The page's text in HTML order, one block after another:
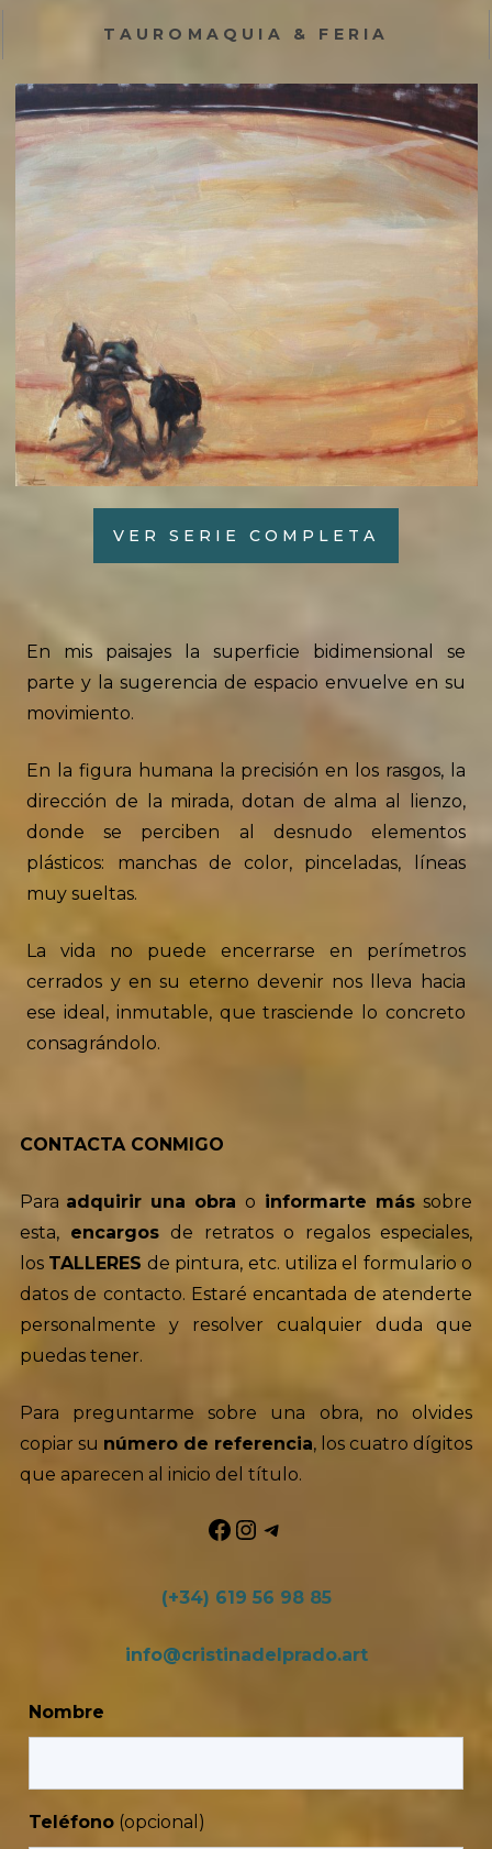
TAUROMAQUIA & FERIA
VER SERIE COMPLETA
En mis paisajes la superficie bidimensional se
parte y la sugerencia de espacio envuelve en su
movimiento.
En la figura humana la precisión en los rasgos, la
dirección de la mirada, dotan de alma al lienzo,
donde se perciben al desnudo elementos
plásticos: manchas de color, pinceladas, líneas
muy sueltas.
La vida no puede encerrarse en perímetros
cerrados y en su eterno devenir nos lleva hacia
ese ideal, inmutable, que trasciende lo concreto
consagrándolo.
CONTACTA CONMIGO
Para adquirir una obra o informarte mássobre
esta,encargos de retratos o regalos especiales,
los TALLERES de pintura, etc. utiliza el formulario o
datos de contacto. Estaré encantada de atenderte
personalmente y resolver cualquier duda que
puedas tener.
Para preguntarme sobre una obra, no olvides
copiar su número de referencia, los cuatro dígitos
que aparecen al inicio del título.
Facebook Instagram Telegram
(+34) 619 56 98 85
info@cristinadelprado.art
Nombre
Teléfono